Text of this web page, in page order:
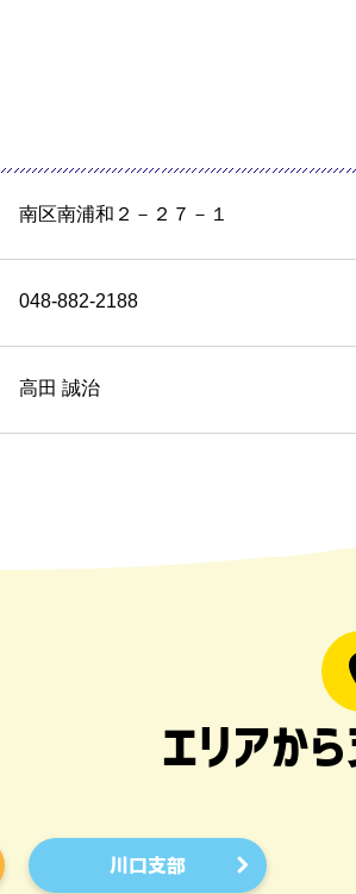
南区南浦和２－２７－１
048-882-2188
高田 誠治
エリアか
川口支部